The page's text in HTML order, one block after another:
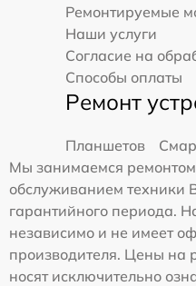
Ремонтируемые
Наши услуги
Согласие на
Способы оплаты
Ремонт
Планшетов
Мы занимаемся
обслуживанием техники
гарантийного периода.
независимо и не имеет
производителя. Цены на
носят исключительно